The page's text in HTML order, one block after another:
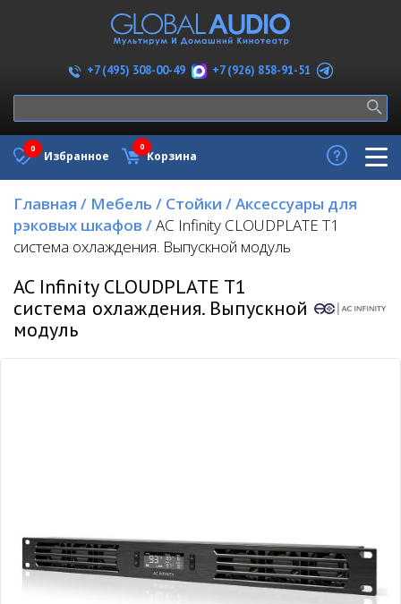
+7 (495) 308-00-49 +7 (926) 858-91-51
Избранное
0
Корзина
0
Главная / Мебель / Стойки /Аксессуары для
рэковых шкафов /AC Infinity CLOUDPLATE T1
система охлаждения. Выпускной модуль
AC Infinity CLOUDPLATE T1
система охлаждения. Выпускной
модуль